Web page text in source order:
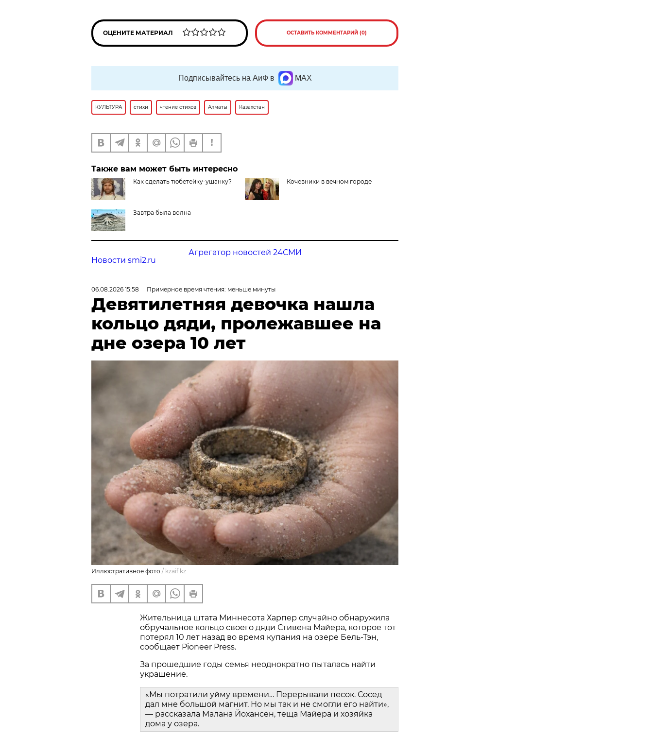
ОЦЕНИТЕ МАТЕРИАЛ ОСТАВИТЬ КОММЕНТАРИЙ (0)
Подписывайтесь на АиФ в MAX
КУЛЬТУРА стихи чтение стихов Алматы Казахстан
Также вам может быть интересно
Как сделать тюбетейку-ушанку? Кочевники в вечном городе
Завтра была волна
Агрегатор новостей 24СМИ
Новости smi2.ru
06.08.2026 15:58 Примерное время чтения: меньше минуты
Девятилетняя девочка нашла
кольцо дяди, пролежавшее на
дне озера 10 лет
Иллюстративное фото / kzaif.kz
Жительница штата Миннесота Харпер случайно обнаружила
обручальное кольцо своего дяди Стивена Майера, которое тот
потерял 10 лет назад во время купания на озере Бель-Тэн,
сообщает Pioneer Press.
За прошедшие годы семья неоднократно пыталась найти
украшение.
«Мы потратили уйму времени… Перерывали песок. Сосед
дал мне большой магнит. Но мы так и не смогли его найти»,
— рассказала Малана Йохансен, теща Майера и хозяйка
дома у озера.